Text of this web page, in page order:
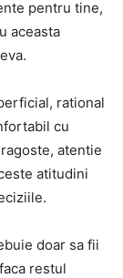
pentru tine,
aceasta
rational
cu
atentie
atitudini
doar sa fii
restul